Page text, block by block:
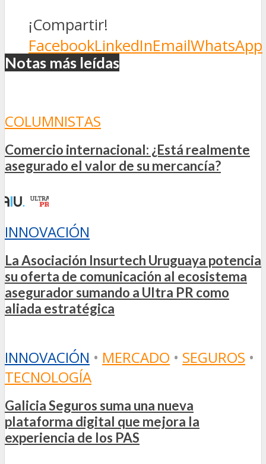
¡Compartir!
FacebookLinkedInEmailWhatsApp
Notas más leídas
COLUMNISTAS
Comercio internacional: ¿Está realmente
asegurado el valor de su mercancía?
INNOVACIÓN
La Asociación Insurtech Uruguaya potencia
su oferta de comunicación al ecosistema
asegurador sumando a Ultra PR como
aliada estratégica
INNOVACIÓN • MERCADO • SEGUROS •
TECNOLOGÍA
Galicia Seguros suma una nueva
plataforma digital que mejora la
experiencia de los PAS